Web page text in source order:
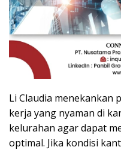
Li Claudia menekankan
kerja yang nyaman di
kelurahan agar dapat
optimal. Jika kondisi